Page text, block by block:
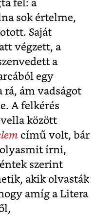
fel: a
sok értelme,
Saját
végzett, a
a
egy
rá, ám vadságot
A felkérés
között
című volt, bár
írni,
szerint
akik olvasták
amíg a Litera